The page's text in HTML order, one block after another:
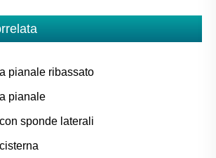
pianale ribassato
pianale
sponde laterali